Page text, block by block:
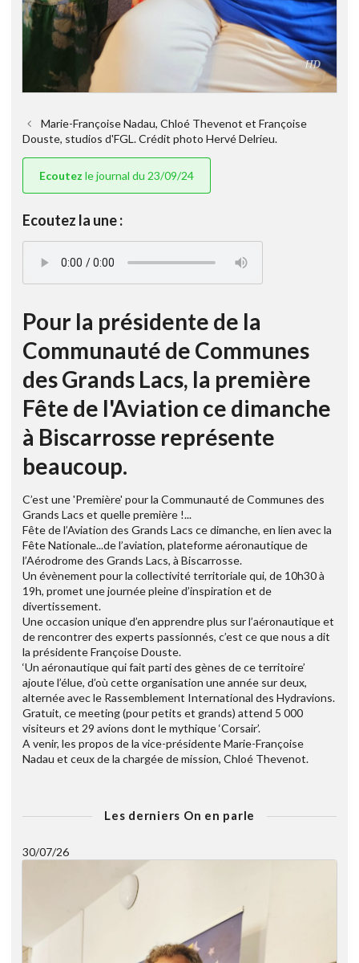
Marie-Françoise Nadau, Chloé Thevenot et Françoise
Douste, studios d'FGL. Crédit photo Hervé Delrieu.
Ecoutez le journal du 23/09/24
Ecoutez la une :
Pour la présidente de la
Communauté de Communes
des Grands Lacs, la première
Fête de l'Aviation ce dimanche
à Biscarrosse représente
beaucoup.
C’est une 'Première' pour la Communauté de Communes des
Grands Lacs et quelle première !...
Fête de l’Aviation des Grands Lacs ce dimanche, en lien avec la
Fête Nationale...de l’aviation, plateforme aéronautique de
l’Aérodrome des Grands Lacs, à Biscarrosse.
Un évènement pour la collectivité territoriale qui, de 10h30 à
19h, promet une journée pleine d’inspiration et de
divertissement.
Une occasion unique d’en apprendre plus sur l’aéronautique et
de rencontrer des experts passionnés, c’est ce que nous a dit
la présidente Françoise Douste.
‘Un aéronautique qui fait parti des gènes de ce territoire’
ajoute l’élue, d’où cette organisation une année sur deux,
alternée avec le Rassemblement International des Hydravions.
Gratuit, ce meeting (pour petits et grands) attend 5 000
visiteurs et 29 avions dont le mythique ‘Corsair’.
A venir, les propos de la vice-présidente Marie-Françoise
Nadau et ceux de la chargée de mission, Chloé Thevenot.
Les derniers On en parle
30/07/26